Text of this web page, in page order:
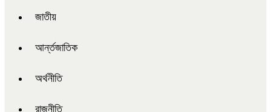
জাতীয়
আর্ন্তজাতিক
অর্থনীতি
রাজনীতি